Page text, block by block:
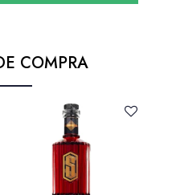
COMPRA